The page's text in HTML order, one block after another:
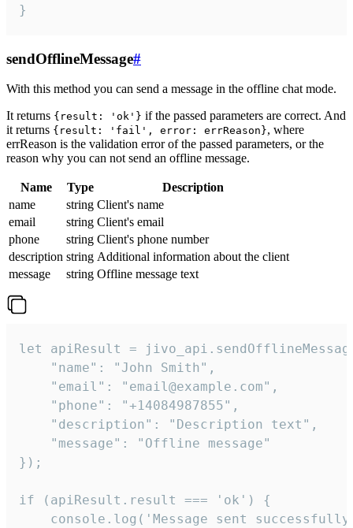
}
sendOfflineMessage#
With this method you can send a message in the offline chat mode.
It returns {result: 'ok'} if the passed parameters are correct. And
it returns {result: 'fail', error: errReason}, where
errReason is the validation error of the passed parameters, or the
reason why you can not send an offline message.
Name Type
Description
name
string Client's name
email
string Client's email
phone
string Client's phone number
description string Additional information about the client
message
string Offline message text
let apiResult =
    "name": "John Smith",
    "email": "email@example.com",
    "phone": "+14084987855",
    "description": "Description text",
    "message": "Offline message"
});
if (apiResult.result === 'ok') {
console.log('Message sent